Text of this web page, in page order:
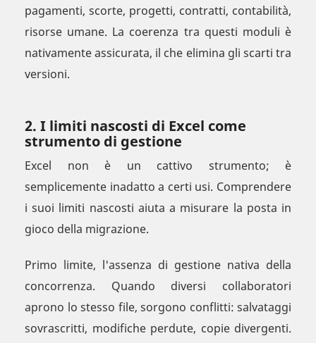
pagamenti, scorte, progetti, contratti, contabilità,
risorse umane. La coerenza tra questi moduli è
nativamente assicurata, il che elimina gli scarti tra
versioni.
2. I limiti nascosti di Excel come
strumento di gestione
Excel non è un cattivo strumento; è
semplicemente inadatto a certi usi. Comprendere
i suoi limiti nascosti aiuta a misurare la posta in
gioco della migrazione.
Primo limite, l'assenza di gestione nativa della
concorrenza. Quando diversi collaboratori
aprono lo stesso file, sorgono conflitti: salvataggi
sovrascritti, modifiche perdute, copie divergenti.